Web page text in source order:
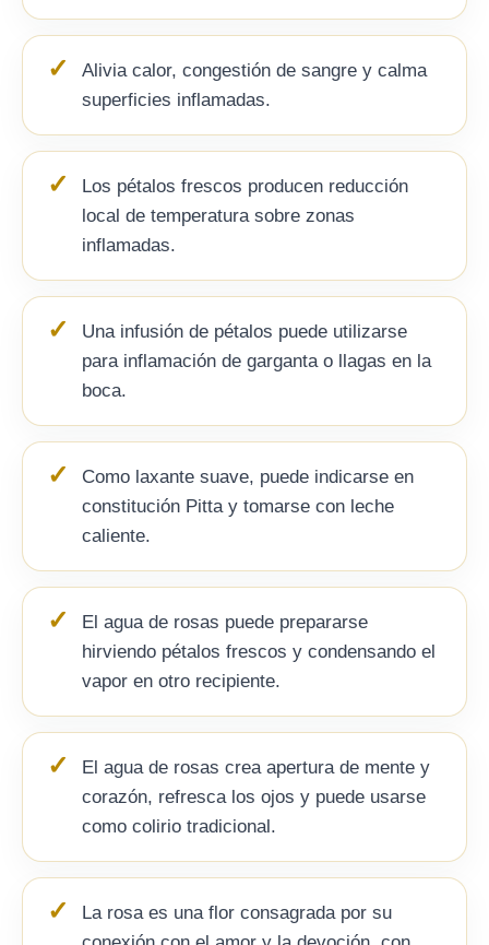
Alivia calor, congestión de sangre y calma
superficies inflamadas.
Los pétalos frescos producen reducción
local de temperatura sobre zonas
inflamadas.
Una infusión de pétalos puede utilizarse
para inflamación de garganta o llagas en la
boca.
Como laxante suave, puede indicarse en
constitución Pitta y tomarse con leche
caliente.
El agua de rosas puede prepararse
hirviendo pétalos frescos y condensando el
vapor en otro recipiente.
El agua de rosas crea apertura de mente y
corazón, refresca los ojos y puede usarse
como colirio tradicional.
La rosa es una flor consagrada por su